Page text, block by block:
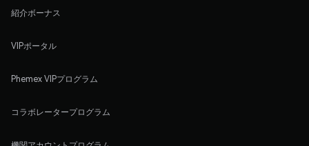
紹介ボーナス
VIPポータル
Phemex VIPプログラム
コラボレータープログラム